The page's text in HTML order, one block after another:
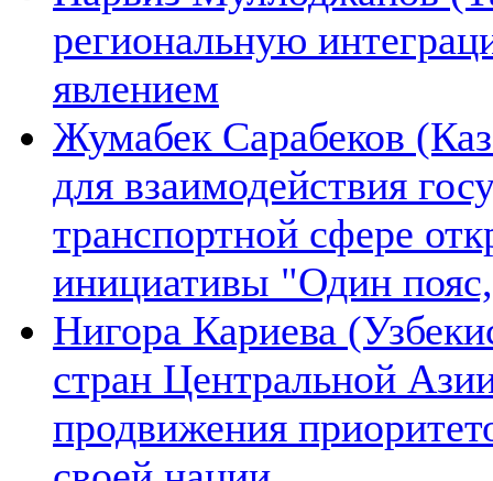
региональную
явлением
Жумабек Сарабеков
для взаимодействия
транспортной сфере
инициативы "Один
Нигора Кариева
стран Центральной
продвижения